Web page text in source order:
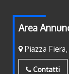
Area
Piazza
Contatti